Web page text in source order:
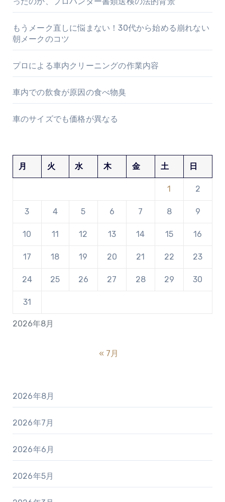
もうメーク直しに悩まない！30代から始める崩れない
朝メークのコツ
プロによる車内クリーニングの作業内容
車内での飲食が原因の食べ物臭
車のサイズでも価格が異なる
2026年8月
月 火 水 木 金 土 日
1 2
3 4 5 6 7 8 9
10 11 12 13 14 15 16
17 18 19 20 21 22 23
24 25 26 27 28 29 30
31
« 7月
2026年8月
2026年7月
2026年6月
2026年5月